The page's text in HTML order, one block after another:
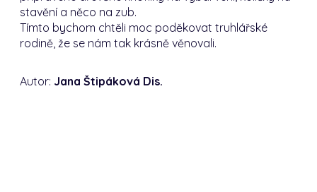
stavění a něco na zub.
Tímto bychom chtěli moc poděkovat truhlářské
rodině, že se nám tak krásně věnovali.
Autor: Jana Štipáková Dis.